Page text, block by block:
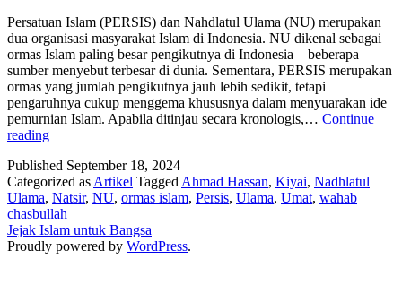
Persatuan Islam (PERSIS) dan Nahdlatul Ulama (NU) merupakan
dua organisasi masyarakat Islam di Indonesia. NU dikenal sebagai
ormas Islam paling besar pengikutnya di Indonesia – beberapa
sumber menyebut terbesar di dunia. Sementara, PERSIS merupakan
ormas yang jumlah pengikutnya jauh lebih sedikit, tetapi
pengaruhnya cukup menggema khususnya dalam menyuarakan ide
pemurnian Islam. Apabila ditinjau secara kronologis,… Continue
readingKisah,
dan
Selisih:
Potret
Hubungan
Tokoh
PERSIS
Published September 18, 2024
Categorized as Artikel Tagged Ahmad Hassan, Kiyai, Nadhlatul
Ulama, Natsir, NU, ormas islam, Persis, Ulama, Umat, wahab
chasbullah
Jejak Islam untuk Bangsa
Proudly powered by WordPress.